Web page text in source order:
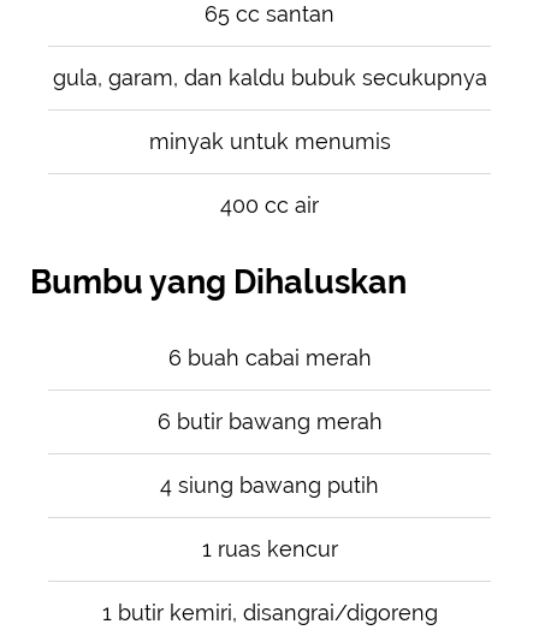
65 cc santan
gula, garam, dan kaldu bubuk secukupnya
minyak untuk menumis
400 cc air
Bumbu yang Dihaluskan
6 buah cabai merah
6 butir bawang merah
4 siung bawang putih
1 ruas kencur
1 butir kemiri, disangrai/digoreng